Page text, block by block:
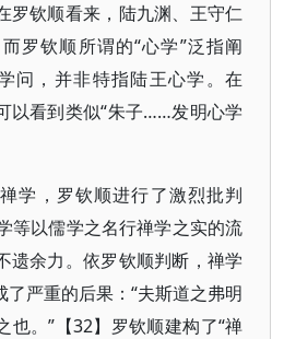
罗钦顺看来，陆九渊、王守仁
罗钦顺所谓的“心学”泛指阐
问，并非特指陆王心学。在
以看到类似“朱子……发明心学
学，罗钦顺进行了激烈批判
等以儒学之名行禅学之实的流
遗余力。依罗钦顺判断，禅学
严重的后果：“夫斯道之弗明
也。”【32】罗钦顺建构了“禅